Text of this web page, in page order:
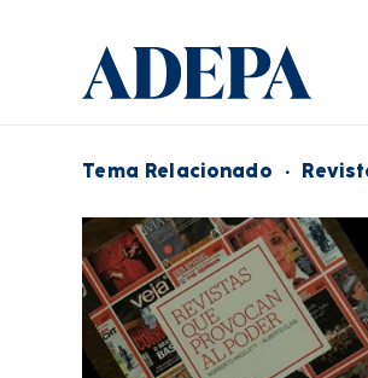
Tema Relacionado ·